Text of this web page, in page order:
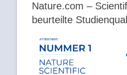
Nature.com –
beurteilte